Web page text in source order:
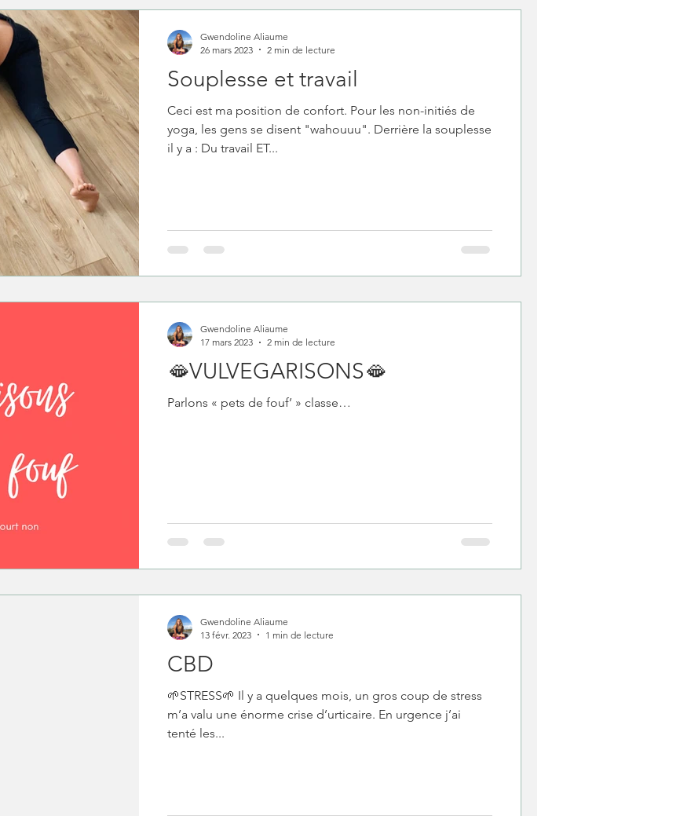
Souplesse et travail
Ceci est ma position de confort. Pour les non-initiés de
yoga, les gens se disent "wahouuu". Derrière la souplesse
il y a : Du travail ET...
Gwendoline Aliaume
26 mars 2023
2 min de lecture
🫦VULVEGARISONS🫦
Parlons « pets de fouf’ » classe…
Gwendoline Aliaume
17 mars 2023
2 min de lecture
CBD
🌱STRESS🌱 Il y a quelques mois, un gros coup de stress
m’a valu une énorme crise d’urticaire. En urgence j’ai
tenté les...
Gwendoline Aliaume
13 févr. 2023
1 min de lecture